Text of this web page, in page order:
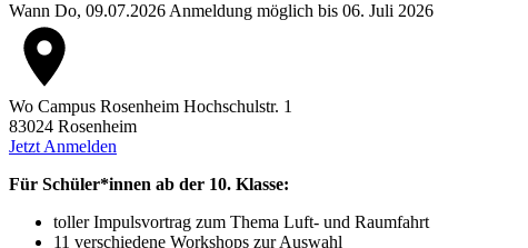
Wann Do, 09.07.2026Anmeldung möglich bis 06. Juli 2026
Wo Campus Rosenheim Hochschulstr. 1
83024 Rosenheim
Jetzt Anmelden
‍Für Schüler*innen ab der 10. Klasse:
toller Impulsvortrag zum Thema Luft- und Raumfahrt
11 verschiedene Workshops zur Auswahl